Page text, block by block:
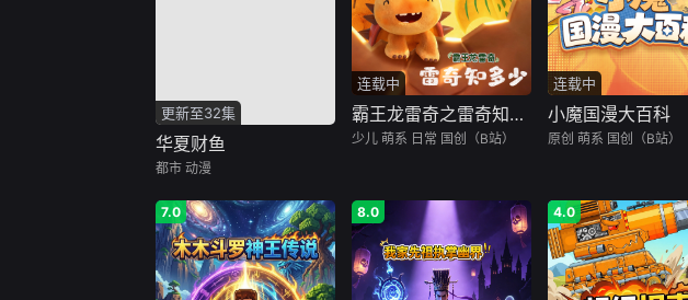
更新至32集
华夏财鱼
都市 动漫
连载中
霸王龙雷奇之雷奇知多少
少儿 萌系 日常 国创（B站）
连载中
小魔国漫大百科
原创 萌系 国创（B站）
7.0 8.0 4.0